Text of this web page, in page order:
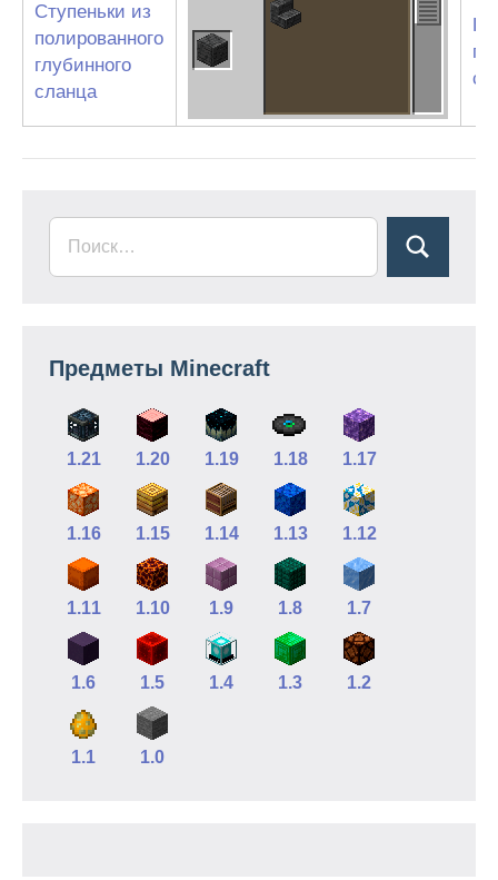
Ступеньки из
полированного
глубинного
сланца
Предметы Minecraft
1.21 1.20 1.19 1.18 1.17
1.16 1.15 1.14 1.13 1.12
1.11 1.10 1.9 1.8 1.7
1.6 1.5 1.4 1.3 1.2
1.1 1.0